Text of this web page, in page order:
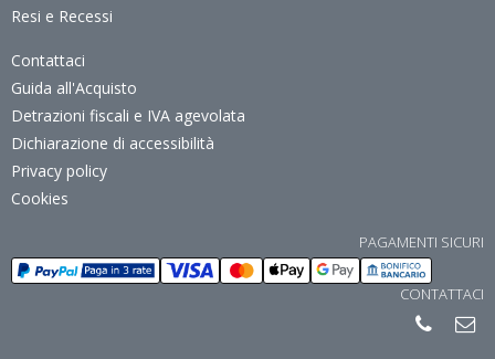
Resi e Recessi
Contattaci
Guida all'Acquisto
Detrazioni fiscali e IVA agevolata
Dichiarazione di accessibilità
Privacy policy
Cookies
PAGAMENTI SICURI
CONTATTACI